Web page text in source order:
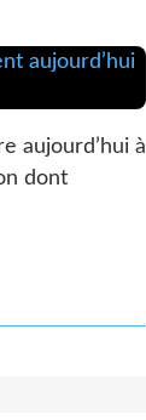
aujourd’hui à
dont